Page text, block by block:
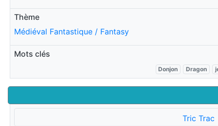
Thème
Médiéval Fantastique / Fantasy
Mots clés
Donjon Dragon
Tric Trac